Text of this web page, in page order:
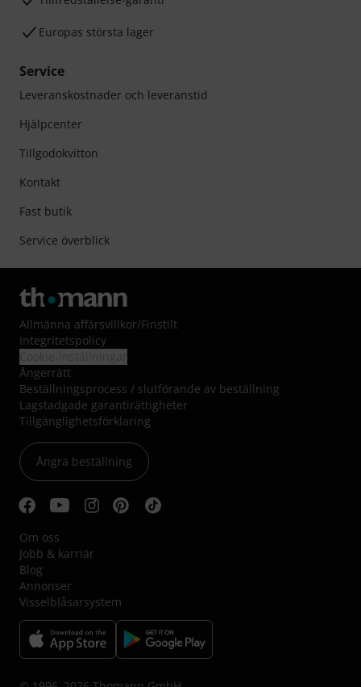
Europas största lager
Service
Leveranskostnader och leveranstid
Hjälpcenter
Tillgodokvitton
Kontakt
Fast butik
Service överblick
Allmänna affärsvillkor/Finstilt
Integritetspolicy
Ångerrätt
Beställningsprocess / slutförande av beställning
Lagstadgade garantirättigheter
Tillgänglighetsförklaring
Ångra beställning
Om oss
Jobb & karriär
Blog
Annonser
Visselblåsarsystem